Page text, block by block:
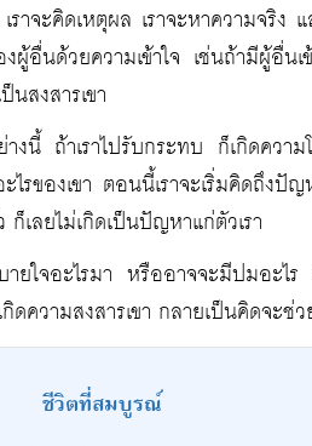
ราจะคิดเหตุผล เราจะหาความจริ
อื่นด้วยความเข้าใจ เช่นถ้ามีผู้อื่นเ
นสงสารเขา
นี้ ถ้าเราไปรับกระทบ ก็เกิดควา
รของเขา ตอนนี้เราจะเริ่มคิดถึงปั
เลยไม่เกิดเป็นปัญหาแก่ตัวเรา
ยใจอะไรมา หรืออาจจะมีปมอะไ
กิดความสงสารเขา กลายเป็นคิดจะช่
ชีวิตที่สมบูรณ์